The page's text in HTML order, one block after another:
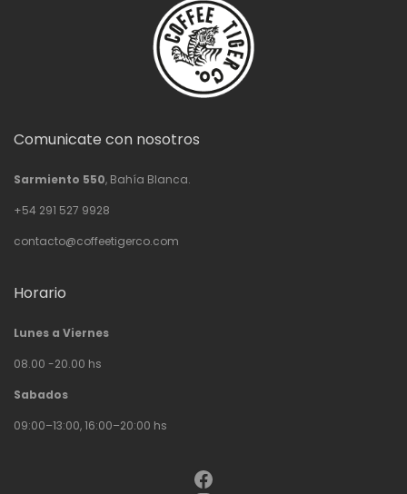
Comunicate con nosotros
Sarmiento 550, Bahía Blanca.
+54 291 527 9928
contacto@coffeetigerco.com
Horario
Lunes a Viernes
08.00 -20.00 hs
Sabados
09:00–13:00, 16:00–20:00 hs
Facebook